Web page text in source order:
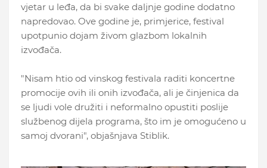
vjetar u leđa, da bi svake daljnje godine dodatno
napredovao. Ove godine je, primjerice, festival
upotpunio dojam živom glazbom lokalnih
izvođača.
"Nisam htio od vinskog festivala raditi koncertne
promocije ovih ili onih izvođača, ali je činjenica da
se ljudi vole družiti i neformalno opustiti poslije
službenog dijela programa, što im je omogućeno u
samoj dvorani", objašnjava Stiblik.